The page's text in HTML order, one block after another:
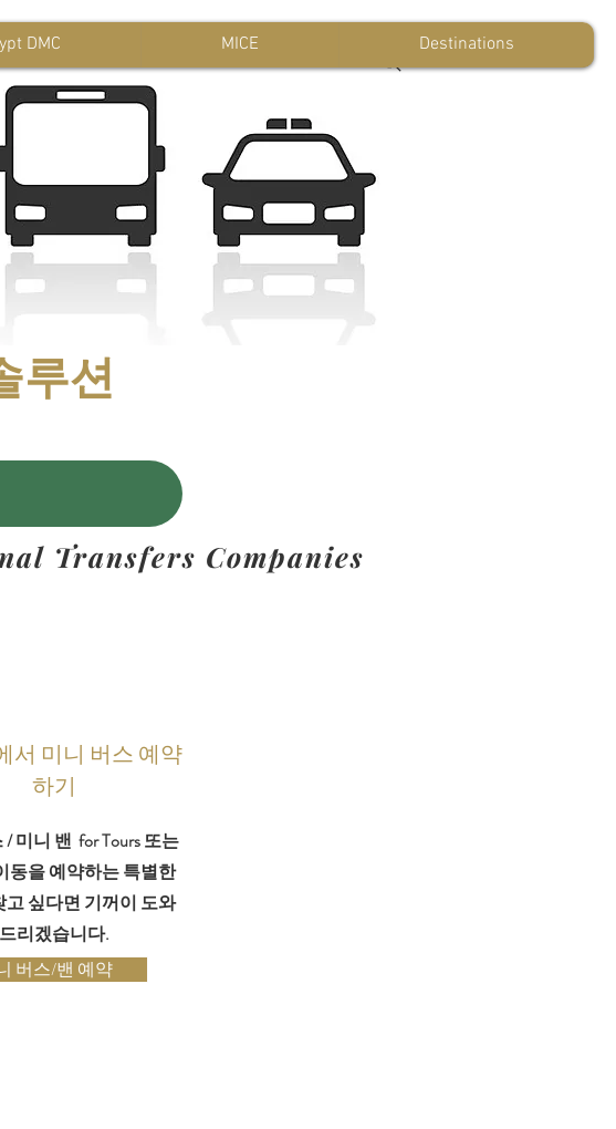
DMC MICE Destinations
루션
Transfers Companies
서 미니 버스 예약
하기
/ 미니 밴 for Tours 또는
동을 예약하는 특별한
고 싶다면 기꺼이 도와
드리겠습니다.
버스/밴 예약